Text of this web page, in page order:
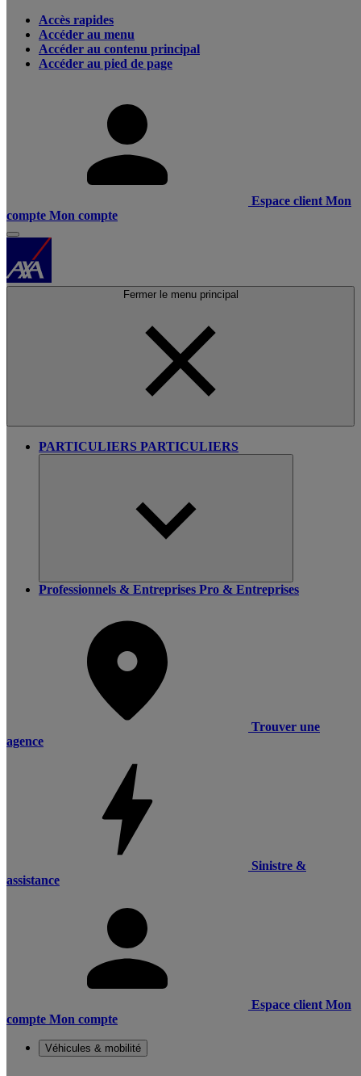
Accès rapides
Accéder au menu
Accéder au contenu principal
Accéder au pied de page
Espace client Mon
compte Mon compte
Fermer le menu principal
PARTICULIERS PARTICULIERS
Professionnels & Entreprises Pro & Entreprises
Trouver une
agence
Sinistre &
assistance
Espace client Mon
compte Mon compte
Véhicules & mobilité